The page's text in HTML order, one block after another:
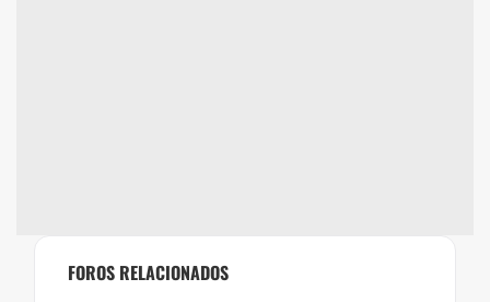
FOROS RELACIONADOS